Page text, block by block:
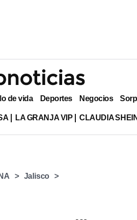
de vida Deportes Negocios
LA GRANJA VIP CLAUDIA
Jalisco